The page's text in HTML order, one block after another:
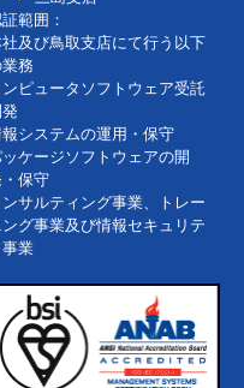
範囲：
及び鳥取支店にて行う以下
務
ンピュータソフトウェア受託
発
システムの運用・保守
ケージソフトウェアの開
保守
ンサルティング事業、トレー
ング事業及び情報セキュリテ
事業